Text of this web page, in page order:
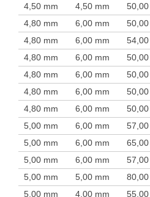
4,50 mm
4,50 mm
4,80 mm
6,00 mm
4,80 mm
6,00 mm
4,80 mm
6,00 mm
4,80 mm
6,00 mm
4,80 mm
6,00 mm
4,80 mm
6,00 mm
5,00 mm
6,00 mm
5,00 mm
6,00 mm
5,00 mm
6,00 mm
5,00 mm
5,00 mm
5,00 mm
4,00 mm